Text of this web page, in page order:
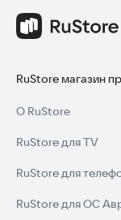
RuStore магазин
О RuStore
RuStore для TV
RuStore для
RuStore для ОС